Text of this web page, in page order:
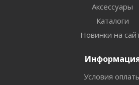
Аксессуары
Каталоги
Новинки на
Условия